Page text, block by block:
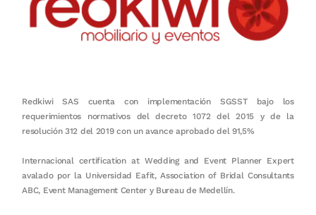
Redkiwi SAS cuenta con implementación SGSST bajo los
requerimientos normativos del decreto 1072 del 2015 y de la
resolución 312 del 2019 con un avance aprobado del 91,5%
Internacional certification at Wedding and Event Planner Expert
avalado por la Universidad Eafit, Association of Bridal Consultants
ABC, Event Management Center y Bureau de Medellín.